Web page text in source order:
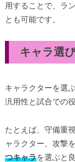
用することで、ラ
とも可能です。
キャラ選
キャラクターを選
汎用性と試合での
たとえば、守備重
ャラクター、攻撃
つキャラを選ぶと